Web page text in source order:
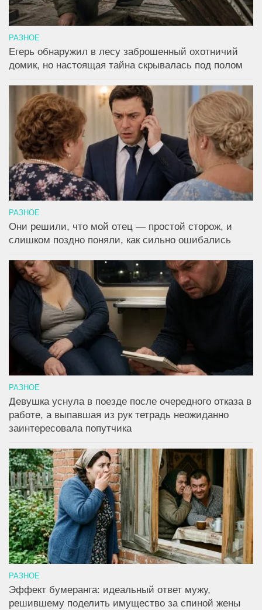
РАЗНОЕ
Егерь обнаружил в лесу заброшенный охотничий
домик, но настоящая тайна скрывалась под полом
РАЗНОЕ
Они решили, что мой отец — простой сторож, и
слишком поздно поняли, как сильно ошибались
РАЗНОЕ
Девушка уснула в поезде после очередного отказа в
работе, а выпавшая из рук тетрадь неожиданно
заинтересовала попутчика
РАЗНОЕ
Эффект бумеранга: идеальный ответ мужу,
решившему поделить имущество за спиной жены